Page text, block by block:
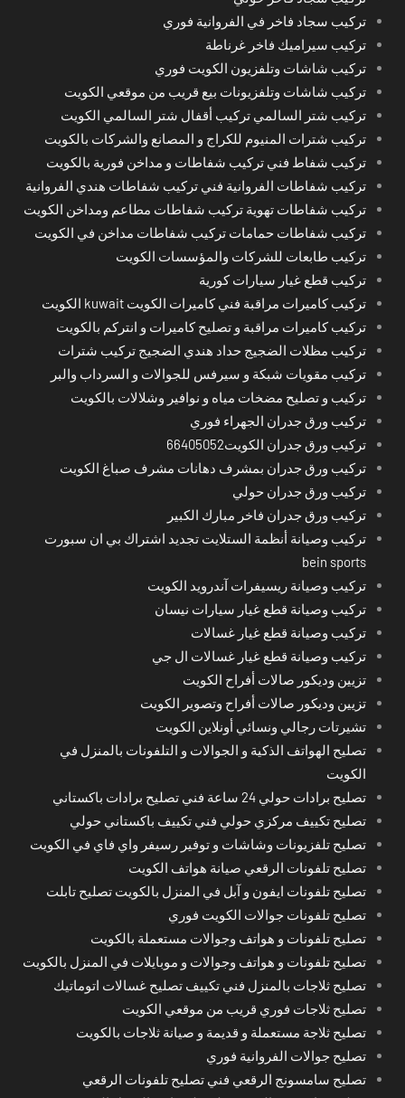
تركيب سجاد فاخر في الفروانية فوري
تركيب سيراميك فاخر غرناطة
تركيب شاشات وتلفزيون الكويت فوري
تركيب شاشات وتلفزيونات بيع قريب من موقعي الكويت
تركيب شتر السالمي تركيب أقفال شتر السالمي الكويت
تركيب شترات المنيوم للكراج و المصانع والشركات بالكويت
تركيب شفاط فني تركيب شفاطات و مداخن فورية بالكويت
تركيب شفاطات الفروانية فني تركيب شفاطات هندي الفروانية
تركيب شفاطات تهوية تركيب شفاطات مطاعم ومداخن الكويت
تركيب شفاطات حمامات تركيب شفاطات مداخن في الكويت
تركيب طابعات للشركات والمؤسسات الكويت
تركيب قطع غيار سيارات كورية
تركيب كاميرات مراقبة فني كاميرات الكويت kuwait الكويت
تركيب كاميرات مراقبة و تصليح كاميرات و انتركم بالكويت
تركيب مظلات الضجيج حداد هندي الضجيج تركيب شترات
تركيب مقويات شبكة و سيرفس للجوالات و السرداب والبر
تركيب و تصليح مضخات مياه و نوافير وشلالات بالكويت
تركيب ورق جدران الجهراء فوري
تركيب ورق جدران الكويت66405052
تركيب ورق جدران بمشرف دهانات مشرف صباغ الكويت
تركيب ورق جدران حولي
تركيب ورق جدران فاخر مبارك الكبير
تركيب وصيانة أنظمة الستلايت تجديد اشتراك بي ان سبورت
bein sports
تركيب وصيانة ريسيفرات آندرويد الكويت
تركيب وصيانة قطع غيار سيارات نيسان
تركيب وصيانة قطع غيار غسالات
تركيب وصيانة قطع غيار غسالات ال جي
تزيين وديكور صالات أفراح الكويت
تزيين وديكور صالات أفراح وتصوير الكويت
تشيرتات رجالي ونسائي أونلاين الكويت
تصليح الهواتف الذكية و الجوالات و التلفونات بالمنزل في
الكويت
تصليح برادات حولي 24 ساعة فني تصليح برادات باكستاني
تصليح تكييف مركزي حولي فني تكييف باكستاني حولي
تصليح تلفزيونات وشاشات و توفير رسيفر واي فاي في الكويت
تصليح تلفونات الرقعي صيانة هواتف الكويت
تصليح تلفونات ايفون و آبل في المنزل بالكويت تصليح تابلت
تصليح تلفونات جوالات الكويت فوري
تصليح تلفونات و هواتف وجوالات مستعملة بالكويت
تصليح تلفونات و هواتف وجوالات و موبايلات في المنزل بالكويت
تصليح ثلاجات بالمنزل فني تكييف تصليح غسالات اتوماتيك
تصليح ثلاجات فوري قريب من موقعي الكويت
تصليح ثلاجة مستعملة و قديمة و صيانة ثلاجات بالكويت
تصليح جوالات الفروانية فوري
تصليح سامسونج الرقعي فني تصليح تلفونات الرقعي